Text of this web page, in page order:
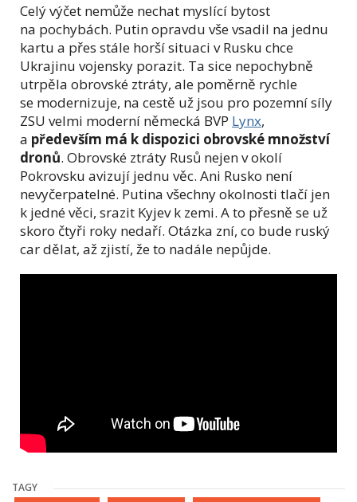
Celý výčet nemůže nechat myslící bytost
na pochybách. Putin opravdu vše vsadil na jednu
kartu a přes stále horší situaci v Rusku chce
Ukrajinu vojensky porazit. Ta sice nepochybně
utrpěla obrovské ztráty, ale poměrně rychle
se modernizuje, na cestě už jsou pro pozemní síly
ZSU velmi moderní německá BVP Lynx,
a především má k dispozici obrovské množství
dronů. Obrovské ztráty Rusů nejen v okolí
Pokrovsku avizují jednu věc. Ani Rusko není
nevyčerpatelné. Putina všechny okolnosti tlačí jen
k jedné věci, srazit Kyjev k zemi. A to přesně se už
skoro čtyři roky nedaří. Otázka zní, co bude ruský
car dělat, až zjistí, že to nadále nepůjde.
TAGY